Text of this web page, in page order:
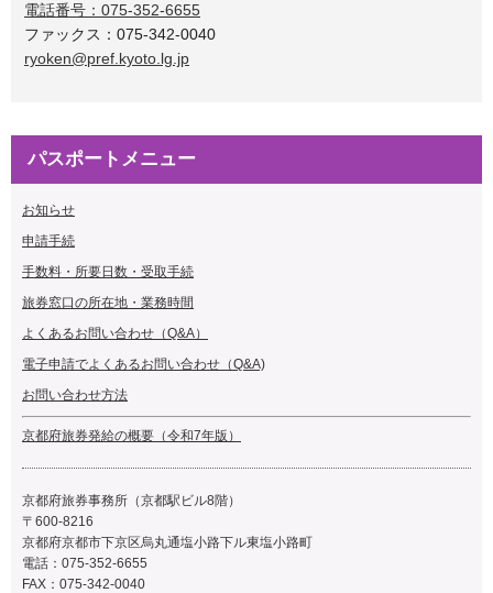
電話番号：075-352-6655
ファックス：075-342-0040
ryoken@pref.kyoto.lg.jp
パスポートメニュー
お知らせ
申請手続
手数料・所要日数・受取手続
旅券窓口の所在地・業務時間
よくあるお問い合わせ（Q&A）
電子申請でよくあるお問い合わせ（Q&A)
お問い合わせ方法
京都府旅券発給の概要（令和7年版）
京都府旅券事務所（京都駅ビル8階）
〒600-8216
京都府京都市下京区烏丸通塩小路下ル東塩小路町
電話：075-352-6655
FAX：075-342-0040